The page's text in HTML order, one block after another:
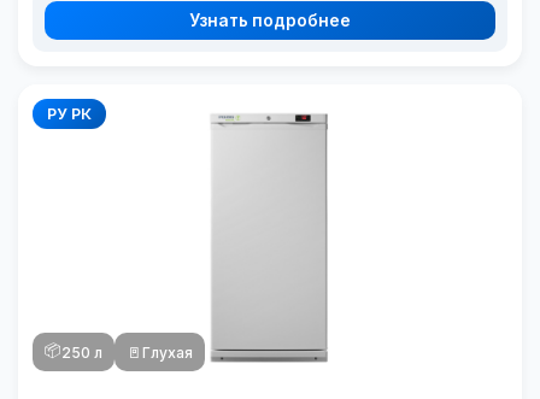
Узнать подробнее
РУ РК
📦250 л 🚪 Глухая